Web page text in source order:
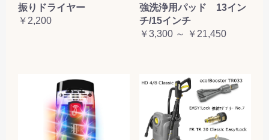
振りドライヤー
￥2,200
強洗浄用パッド 13イン
チ/15インチ
￥3,300 ～ ￥21,450